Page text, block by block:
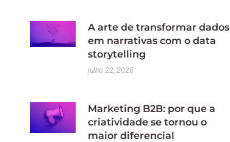
A arte de transformar dados
em narrativas com o data
storytelling
julho 22, 2026
Marketing B2B: por que a
criatividade se tornou o
maior diferencial